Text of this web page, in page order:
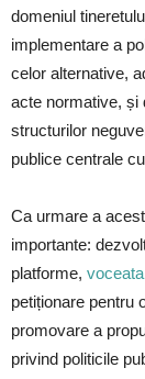
domeniul
implementare a
celor alternative,
acte normative, și
structurilor
publice centrale
Ca urmare a
importante:
platforme,
petiționare pentru
promovare a
privind politicile